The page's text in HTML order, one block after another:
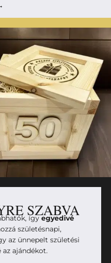
SZABVA
ígyegyedivé
születésnapi,
az ünnepelt születési
ajándékot.